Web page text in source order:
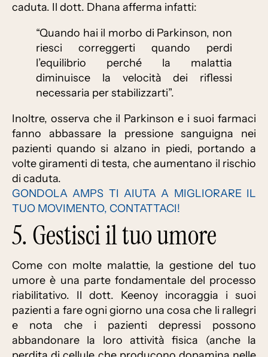
caduta. Il dott. Dhana afferma infatti:
“Quando hai il morbo di Parkinson, non
riesci correggerti quando perdi
l’equilibrio perché la malattia
diminuisce la velocità dei riflessi
necessaria per stabilizzarti”.
Inoltre, osserva che il Parkinson e i suoi farmaci
fanno abbassare la pressione sanguigna nei
pazienti quando si alzano in piedi, portando a
volte giramenti di testa, che aumentano il rischio
di caduta.
GONDOLA AMPS TI AIUTA A MIGLIORARE IL
TUO MOVIMENTO, CONTATTACI!
5. Gestisci il tuo umore
Come con molte malattie, la gestione del tuo
umore è una parte fondamentale del processo
riabilitativo. Il dott. Keenoy incoraggia i suoi
pazienti a fare ogni giorno una cosa che li rallegri
e nota che i pazienti depressi possono
abbandonare la loro attività fisica (anche la